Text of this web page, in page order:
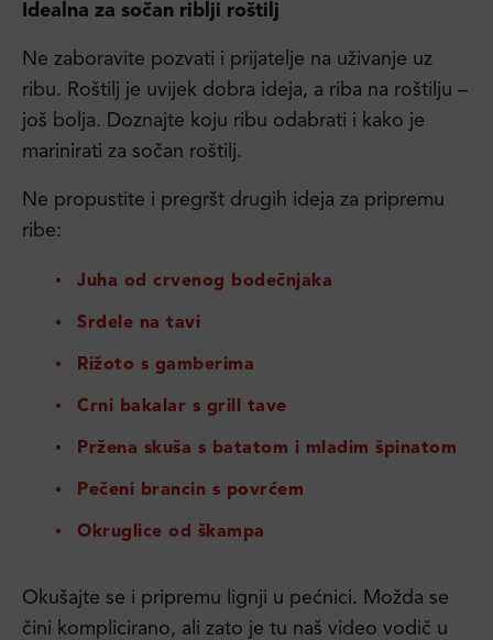
Idealna za sočan riblji roštilj
Ne zaboravite pozvati i prijatelje na uživanje uz
ribu. Roštilj je uvijek dobra ideja, a riba na roštilju –
još bolja. Doznajte koju ribu odabrati i kako je
marinirati za sočan roštilj.
Ne propustite i pregršt drugih ideja za pripremu
ribe:
Juha od crvenog bodečnjaka
Srdele na tavi
Rižoto s gamberima
Crni bakalar s grill tave
Pržena skuša s batatom i mladim špinatom
Pečeni brancin s povrćem
Okruglice od škampa
Okušajte se i pripremu lignji u pećnici. Možda se
čini komplicirano, ali zato je tu naš video vodič u